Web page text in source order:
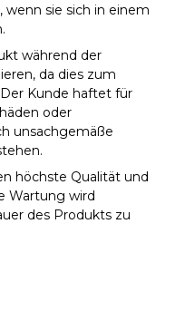
sie sich in einem
während der
da dies zum
Kunde haftet für
oder
unsachgemäße
höchste Qualität und
Wartung wird
des Produkts zu